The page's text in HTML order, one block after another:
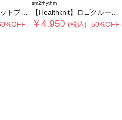
ーバー
sm2rhythm
【Healthknit】ロゴクルーネックプルオーバー
￥4,950 (税込) -50%OFF-